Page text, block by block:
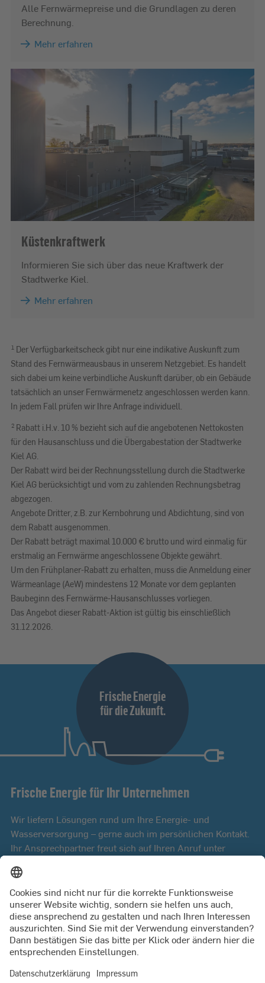
Alle Fernwärmepreise und die Grundlagen zu deren
Berechnung.
Mehr erfahren
Küstenkraftwerk
Informieren Sie sich über das neue Kraftwerk der
Stadtwerke Kiel.
Mehr erfahren
1 Der Verfügbarkeitscheck gibt nur eine indikative Auskunft zum
Stand des Fernwärmeausbaus in unserem Netzgebiet. Es handelt
sich dabei um keine verbindliche Auskunft darüber, ob ein Gebäude
tatsächlich an unser Fernwärmenetz angeschlossen werden kann.
In jedem Fall prüfen wir Ihre Anfrage individuell.
2 Rabatt i.H.v. 10 % bezieht sich auf die angebotenen Nettokosten
für den Hausanschluss und die Übergabestation der Stadtwerke
Kiel AG.
Der Rabatt wird bei der Rechnungsstellung durch die Stadtwerke
Kiel AG berücksichtigt und vom zu zahlenden Rechnungsbetrag
abgezogen.
Angebote Dritter, z.B. zur Kernbohrung und Abdichtung, sind von
dem Rabatt ausgenommen.
Der Rabatt beträgt maximal 10.000 € brutto und wird einmalig für
erstmalig an Fernwärme angeschlossene Objekte gewährt.
Um den Frühplaner-Rabatt zu erhalten, muss die Anmeldung einer
Wärmeanlage (AeW) mindestens 12 Monate vor dem geplanten
Baubeginn des Fernwärme-Hausanschlusses vorliegen.
Das Angebot dieser Rabatt-Aktion ist gültig bis einschließlich
31.12.2026.
Frische Energie
für die Zukunft.
Frische Energie für Ihr Unternehmen
Wir liefern Lösungen rund um Ihre Energie- und
Wasserversorgung – gerne auch im persönlichen Kontakt.
Ihr Ansprechpartner freut sich auf Ihren Anruf unter
0431 594-3020
Kontaktformular
JETZT KÜNDIGEN